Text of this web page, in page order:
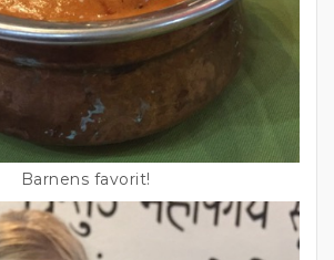
Barnens favorit!